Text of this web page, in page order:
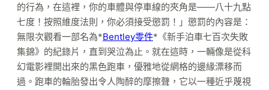
的行為，在這裡，你的車體與停車線的夾角是——八十九點
七度！按照維度法則，你必須接受懲罰！」懲罰的內容是：
無限次觀看一部名為*Bentley零件*《新手泊車七百次失敗
集錦》的紀錄片，直到哭泣為止。就在這時，一輛像是從科
幻電影裡開出來的黑色跑車，優雅地從網格的邊緣漂移而
過。跑車的輪胎發出令人陶醉的摩擦聲，它以一種近乎蔑視